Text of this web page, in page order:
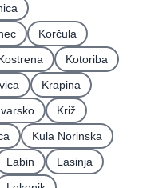
Korčula
Kotoriba
Krapina
Križ
Kula Norinska
Labin
Lasinja